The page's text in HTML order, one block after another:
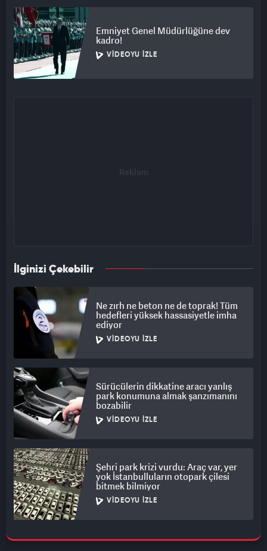
Emniyet Genel Müdürlüğüne dev
kadro!
VIDEOYU İZLE
İlginizi Çekebilir
Ne zırh ne beton ne de toprak! Tüm
hedefleri yüksek hassasiyetle imha
ediyor
VIDEOYU İZLE
Sürücülerin dikkatine aracı yanlış
park konumuna almak şanzımanını
bozabilir
VIDEOYU İZLE
Şehri park krizi vurdu: Araç var, yer
yok İstanbulluların otopark çilesi
bitmek bilmiyor
VIDEOYU İZLE